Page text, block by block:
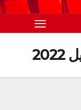
2022